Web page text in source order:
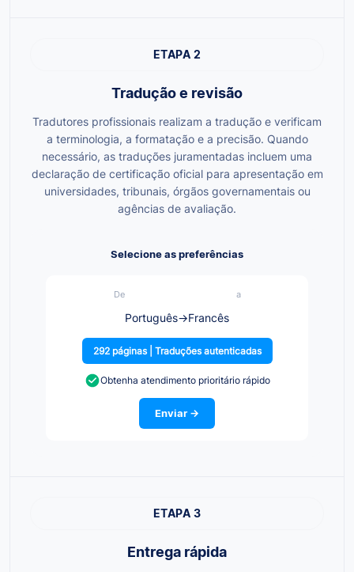
ETAPA 2
Tradução e revisão
Tradutores profissionais realizam a tradução e verificam
a terminologia, a formatação e a precisão. Quando
necessário, as traduções juramentadas incluem uma
declaração de certificação oficial para apresentação em
universidades, tribunais, órgãos governamentais ou
agências de avaliação.
Selecione as preferências
De a
Português→Francês
292 páginas | Traduções autenticadas
Obtenha atendimento prioritário rápido
Enviar →
ETAPA 3
Entrega rápida